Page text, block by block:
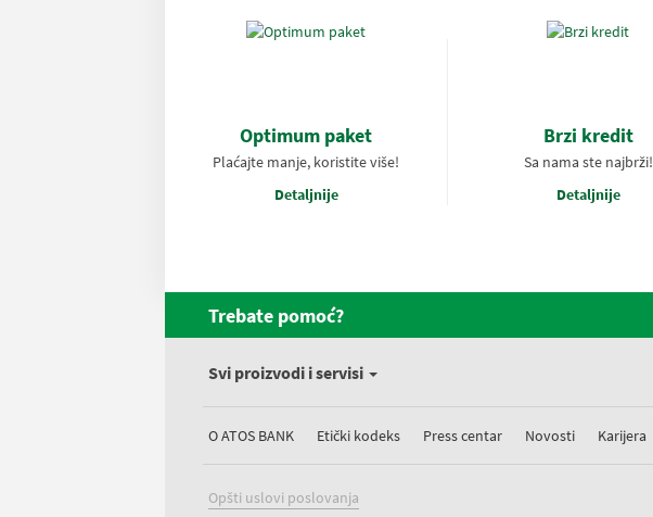
Optimum paket
Plaćajte manje, koristite više!
Detaljnije
Brzi kredit
Sa nama ste najbrži!
Detaljnije
Trebate pomoć?
Svi proizvodi i servisi
O ATOS BANK Etički kodeks Press centar Novosti Karijera
Opšti uslovi poslovanja